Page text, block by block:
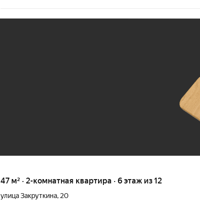
47 м² · 2-комнатная квартира · 6 этаж из 12
улица Закруткина, 20